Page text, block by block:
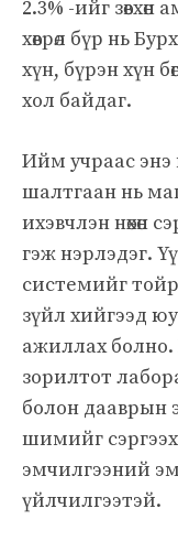
2.3% -ийг зөвхөн
хөврөл бүр нь
хүн, бүрэн хүн
хол байдаг.
Ийм учраас
шалтгаан нь
ихэвчлэн нөхөн
гэж нэрлэдэг.
системийг
зүйл хийгээд
ажиллах болно.
зорилтот
болон дааврын
шимийг
эмчилгээний
үйлчилгээтэй.